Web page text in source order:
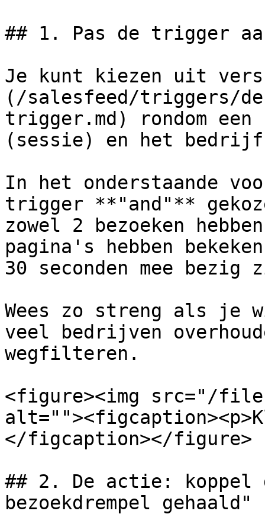
## 1. Pas de trigger
Je kunt kiezen uit
(/salesfeed/triggers/
trigger.md) rondom een
(sessie) en het
In het onderstaande
trigger **"and"**
zowel 2 bezoeken
pagina's hebben
30 seconden mee bezig
Wees zo streng als
veel bedrijven
wegfilteren.
<figure><img src="/files/
</figcaption></figure>
## 2. De actie: koppel
bezoekdrempel gehaald"